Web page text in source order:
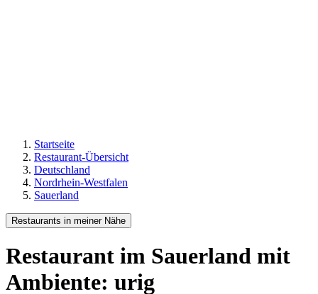
Startseite
Restaurant-Übersicht
Deutschland
Nordrhein-Westfalen
Sauerland
Restaurants in meiner Nähe
Restaurant im Sauerland mit
Ambiente: urig